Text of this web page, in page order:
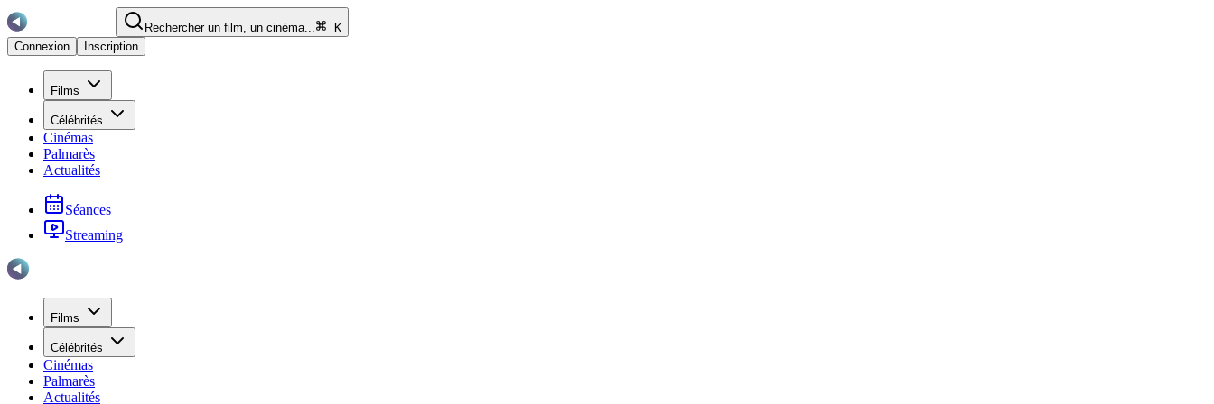
Rechercher un film, un cinéma...
K
Connexion
Inscription
Films
Célébrités
Cinémas
Palmarès
Actualités
Séances
Streaming
Films
Célébrités
Cinémas
Palmarès
Actualités